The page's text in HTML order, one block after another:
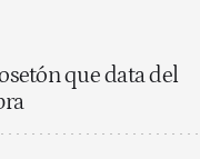
que data del